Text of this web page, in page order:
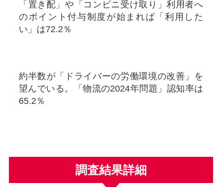
「置き配」や「コンビニ受け取り」利用者へ
のポイント付与制度が始まれば「利用した
い」は72.2％
約半数が「ドライバーの労働環境の改善」を
望んでいる。「物流の2024年問題」認知率は
65.2％
調査結果詳細